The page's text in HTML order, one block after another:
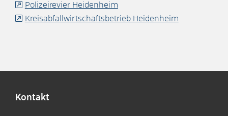
Polizeirevier Heidenheim
Kreisabfallwirtschaftsbetrieb Heidenheim
Kontakt